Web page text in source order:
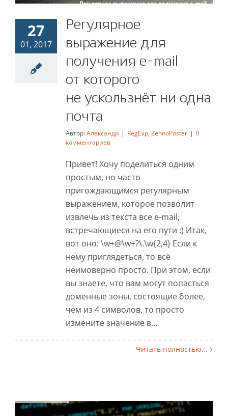
Регулярное выражение
для получения e-mail
от которого
не ускользнёт ни одна
почта
RegExp ZennoPoster
27
01, 2017
Регулярное
выражение для
получения e-mail
от которого
не ускользнёт ни одна
почта
Автор:Александр | RegExp, ZennoPoster | 0
комментариев
Привет! Хочу поделиться одним
простым, но часто
пригождающимся регулярным
выражением, которое позволит
извлечь из текста все e-mail,
встречающиеся на его пути :) Итак,
вот оно: \w+@\w+?\.\w{2,4} Если к
нему приглядеться, то всё
неимоверно просто. При этом, если
вы знаете, что вам могут попасться
доменные зоны, состоящие более,
чем из 4 символов, то просто
измените значение в...
Читать полностью...